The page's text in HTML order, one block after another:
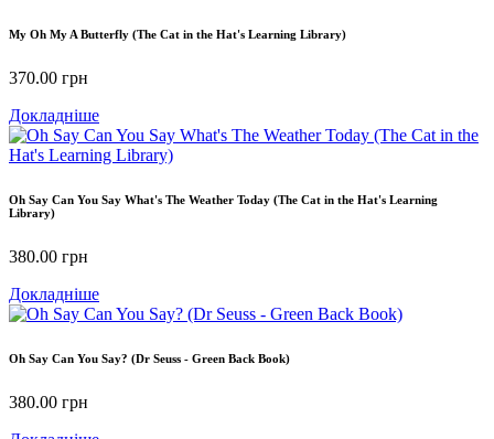
My Oh My A Butterfly (The Cat in the Hat's Learning Library)
370.00 грн
Докладніше
Oh Say Can You Say What's The Weather Today (The Cat in the Hat's Learning
Library)
380.00 грн
Докладніше
Oh Say Can You Say? (Dr Seuss - Green Back Book)
380.00 грн